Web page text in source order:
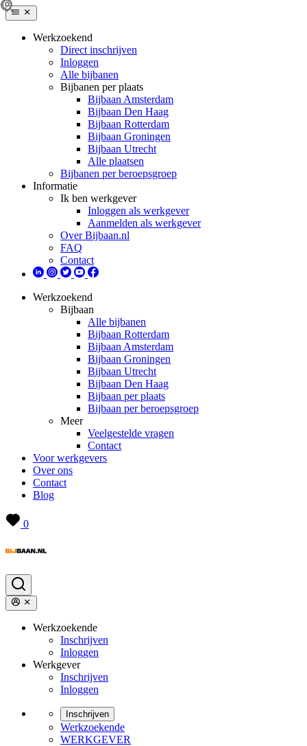
Werkzoekend
Direct inschrijven
Inloggen
Alle bijbanen
Bijbanen per plaats
Bijbaan Amsterdam
Bijbaan Den Haag
Bijbaan Rotterdam
Bijbaan Groningen
Bijbaan Utrecht
Alle plaatsen
Bijbanen per beroepsgroep
Informatie
Ik ben werkgever
Inloggen als werkgever
Aanmelden als werkgever
Over Bijbaan.nl
FAQ
Contact
Werkzoekend
Bijbaan
Alle bijbanen
Bijbaan Rotterdam
Bijbaan Amsterdam
Bijbaan Groningen
Bijbaan Utrecht
Bijbaan Den Haag
Bijbaan per plaats
Bijbaan per beroepsgroep
Meer
Veelgestelde vragen
Contact
Voor werkgevers
Over ons
Contact
Blog
0
Werkzoekende
Inschrijven
Inloggen
Werkgever
Inschrijven
Inloggen
Inschrijven
Werkzoekende
WERKGEVER